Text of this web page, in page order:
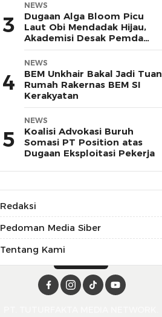
3
NEWS
Dugaan Alga Bloom Picu
Laut Obi Mendadak Hijau,
Akademisi Desak Pemda
Halsel Uji Sampel
4
NEWS
BEM Unkhair Bakal Jadi Tuan
Rumah Rakernas BEM SI
Kerakyatan
5
NEWS
Koalisi Advokasi Buruh
Somasi PT Position atas
Dugaan Eksploitasi Pekerja
Redaksi
Pedoman Media Siber
Tentang Kami